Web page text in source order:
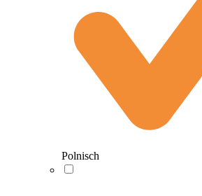
Polnisch